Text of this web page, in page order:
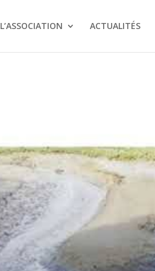
L’ASSOCIATION ACTUALITÉS